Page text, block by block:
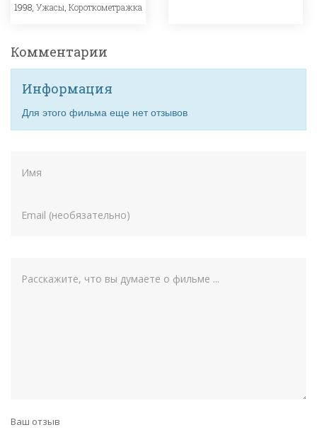
1998, Ужасы Короткометражка
Комментарии
Информация
Для этого фильма еще нет отзывов
Ваш отзыв